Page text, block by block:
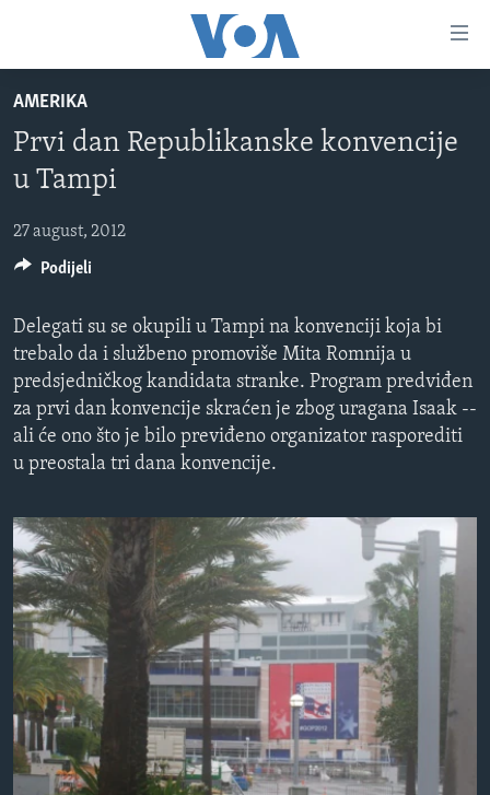
glavni
sadržaj
na
navigaciju
Idi
pretragu
VIDEO
FOTOGRAFIJE DANA
VIJESTI
SJEDINJENE AMERIČKE DRŽAVE
BOSNA I HERCEGOVINA
SVIJET
NAUKA I TEHNOLOGIJA
SPECIJALNI PROJEKTI
KORUPCIJA
SLOBODA MEDIJA
ŽENSKA STRANA
IZBJEGLIČKA STRANA
O GLASU AMERIKE
Learning English
PRATITE NAS
Jezici
AMERIKA
Prvi dan Republikanske konvencije
u Tampi
27 august, 2012
Delegati su se okupili u Tampi na konvenciji koja bi
trebalo da i službeno promoviše Mita Romnija u
predsjedničkog kandidata stranke. Program predviđen
za prvi dan konvencije skraćen je zbog uragana Isaak --
ali će ono što je bilo previđeno organizator rasporediti
u preostala tri dana konvencije.
Podijeli